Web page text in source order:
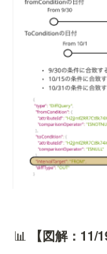
📊 【図解：11/